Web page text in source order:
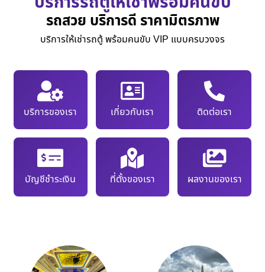
รถสวย บริการดี ราคามิตรภาพ
บริการให้เช่ารถตู้ พร้อมคนขับ VIP แบบครบวงจร
บริการของเรา เกี่ยวกับเรา ติดต่อเรา
บัญชีชำระเงิน ที่ตั้งของเรา ผลงานของเรา